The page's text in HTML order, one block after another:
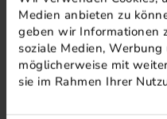
Medien anbieten zu
geben wir Informationen
soziale Medien,
möglicherweise mit
sie im Rahmen Ihrer